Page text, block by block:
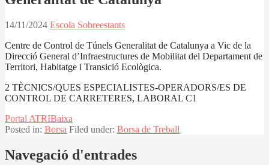
14/11/2024 Escola Sobreestants
Centre de Control de Túnels Generalitat de Catalunya a Vic de la
Direcció General d’Infraestructures de Mobilitat del Departament de
Territori, Habitatge i Transició Ecològica.
2 TÈCNICS/QUES ESPECIALISTES-OPERADORS/ES DE
CONTROL DE CARRETERES, LABORAL C1
Portal ATRIBaixa
Posted in: Borsa Filed under: Borsa de Treball
Navegació d'entrades